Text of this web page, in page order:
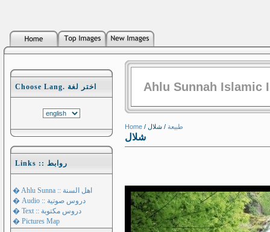
Choose Lang. اختر لغة
Links :: روابط
� Ahlu Sunna :: اهل السنة
� Audio :: دروس صوتية
� Text :: دروس مكتوبة
� Pictures Map
Ahlu Sunnah Islamic
Home / طبيعة / شلال
شلال